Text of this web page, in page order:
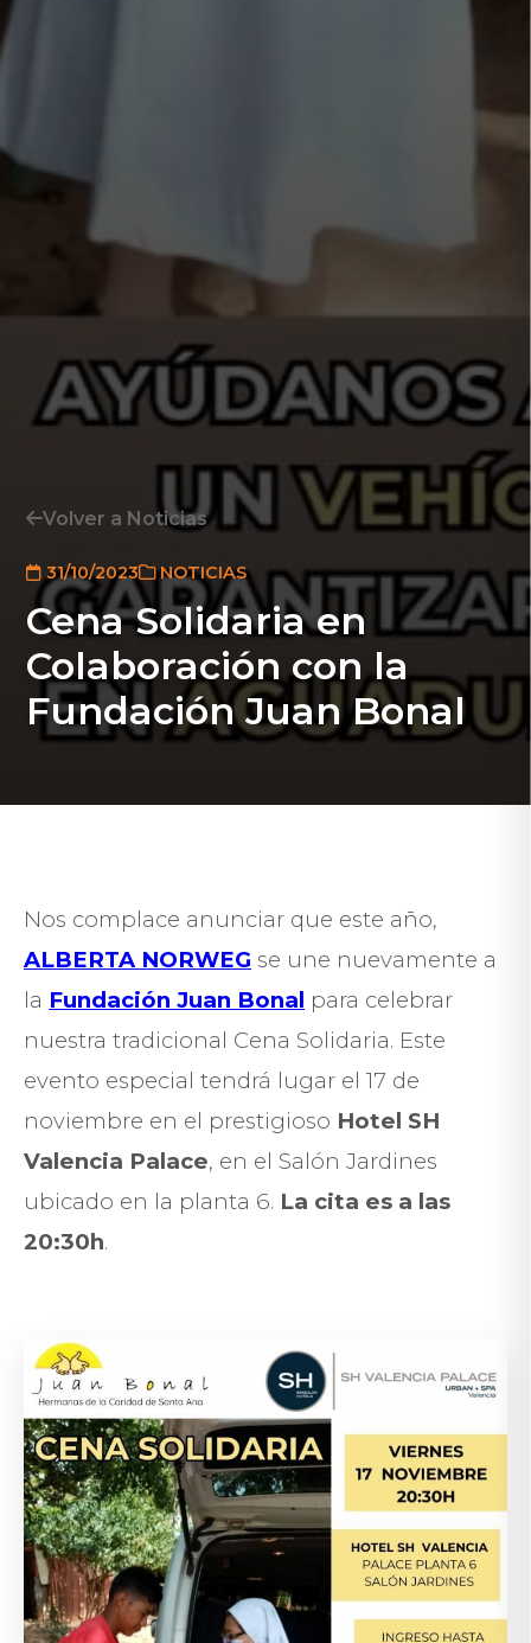
Volver a Noticias
31/10/2023 NOTICIAS
Cena Solidaria en
Colaboración con la
Fundación Juan Bonal
Nos complace anunciar que este año,
ALBERTA NORWEG se une nuevamente a
la Fundación Juan Bonal para celebrar
nuestra tradicional Cena Solidaria. Este
evento especial tendrá lugar el 17 de
noviembre en el prestigioso Hotel SH
Valencia Palace, en el Salón Jardines
ubicado en la planta 6. La cita es a las
20:30h.